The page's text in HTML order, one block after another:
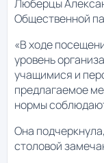
Люберцы
Общественной
«В ходе
уровень
учащимися и
предлагаемое
нормы
Она
столовой